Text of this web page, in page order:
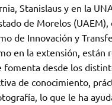
Stanislaus y en la
de Morelos
de Innovación y
en la extensión, están
fomenta desde los
de conocimiento,
lo que le ha